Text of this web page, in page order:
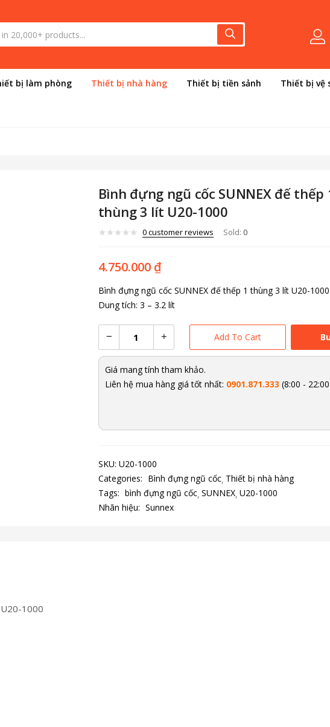
bị làm phòng Thiết bị nhà hàng Thiết bị tiền sảnh Thiết bị vệ
Bình đựng ngũ cốc SUNNEX đế thếp
thùng 3 lít U20-1000
0customer reviews Sold: 0
4.750.000 ₫
Bình đựng ngũ cốc SUNNEX đế thếp 1 thùng 3 lít U20-1000
Dung tích: 3 – 3.2 lít
Add To Cart
Giá mang tính tham khảo.
Liên hệ mua hàng giá tốt nhất: 0901.871.333 (8:00 -
SKU: U20-1000
Categories: Bình đựng ngũ cốc Thiết bị nhà hàng
Tags: bình đựng ngũ cốc SUNNEX U20-1000
Nhãn hiệu: Sunnex
1000